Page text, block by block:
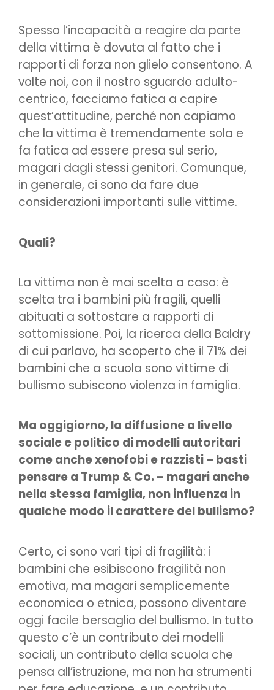
Spesso l’incapacità a reagire da parte
della vittima è dovuta al fatto che i
rapporti di forza non glielo consentono. A
volte noi, con il nostro sguardo adulto-
centrico, facciamo fatica a capire
quest’attitudine, perché non capiamo
che la vittima è tremendamente sola e
fa fatica ad essere presa sul serio,
magari dagli stessi genitori. Comunque,
in generale, ci sono da fare due
considerazioni importanti sulle vittime.
Quali?
La vittima non è mai scelta a caso: è
scelta tra i bambini più fragili, quelli
abituati a sottostare a rapporti di
sottomissione. Poi, la ricerca della Baldry
di cui parlavo, ha scoperto che il 71% dei
bambini che a scuola sono vittime di
bullismo subiscono violenza in famiglia.
Ma oggigiorno, la diffusione a livello
sociale e politico di modelli autoritari
come anche xenofobi e razzisti – basti
pensare a Trump & Co. – magari anche
nella stessa famiglia, non influenza in
qualche modo il carattere del bullismo?
Certo, ci sono vari tipi di fragilità: i
bambini che esibiscono fragilità non
emotiva, ma magari semplicemente
economica o etnica, possono diventare
oggi facile bersaglio del bullismo. In tutto
questo c’è un contributo dei modelli
sociali, un contributo della scuola che
pensa all’istruzione, ma non ha strumenti